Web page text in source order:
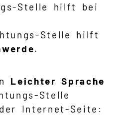
Stelle hilft bei
Stelle hilft
.
Leichter Sprache
Stelle
Internet-Seite: